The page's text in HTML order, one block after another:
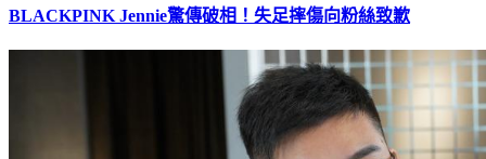
BLACKPINK Jennie驚傳破相！失足摔傷向粉絲致歉